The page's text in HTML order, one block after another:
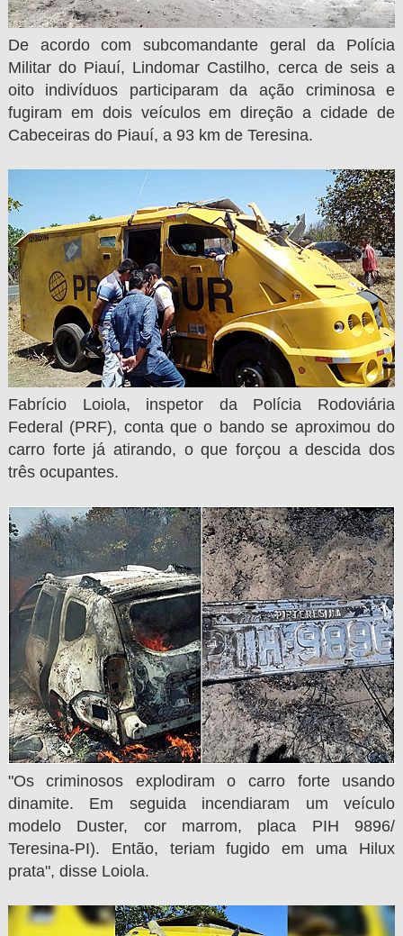
De acordo com subcomandante geral da Polícia
Militar do Piauí, Lindomar Castilho, cerca de seis a
oito indivíduos participaram da ação criminosa e
fugiram em dois veículos em direção a cidade de
Cabeceiras do Piauí, a 93 km de Teresina.
Fabrício Loiola, inspetor da Polícia Rodoviária
Federal (PRF), conta que o bando se aproximou do
carro forte já atirando, o que forçou a descida dos
três ocupantes.
"Os criminosos explodiram o carro forte usando
dinamite. Em seguida incendiaram um veículo
modelo Duster, cor marrom, placa PIH 9896/
Teresina-PI). Então, teriam fugido em uma Hilux
prata", disse Loiola.